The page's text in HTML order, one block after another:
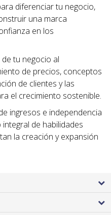
diferenciar tu negocio,
una marca
en los
tu negocio al
de precios, conceptos
de clientes y las
el crecimiento sostenible.
ingresos e independencia
de habilidades
la creación y expansión